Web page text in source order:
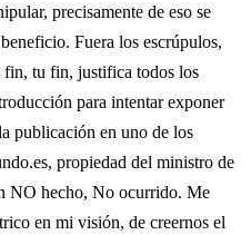
precisamente de eso se
Fuera los escrúpulos,
fin, tu fin, justifica todos los
para intentar exponer
publicación en uno de los
propiedad del ministro de
NO hecho, No ocurrido. Me
en mi visión, de creernos el